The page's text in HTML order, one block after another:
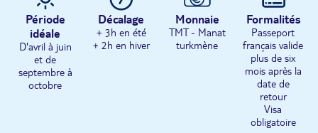
Période
idéale
D'avril à juin
et de
septembre à
octobre
Décalage
+ 3h en été
+ 2h en hiver
Monnaie
TMT - Manat
turkmène
Formalités
Passeport
français valide
plus de six
mois après la
date de
retour
Visa
obligatoire